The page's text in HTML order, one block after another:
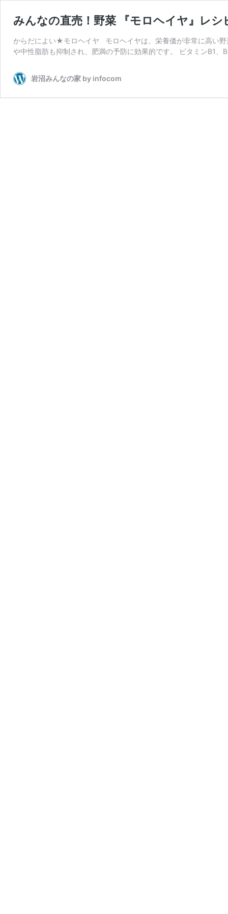
みんなの直売！野菜 『モロヘイヤ』レシ
からだによい★モロヘイヤ モロヘイヤは、栄養価が非常に高い
や中性脂肪も抑制され、肥満の予防に効果的です。 ビタミンB1
岩沼みんなの家 by infocom